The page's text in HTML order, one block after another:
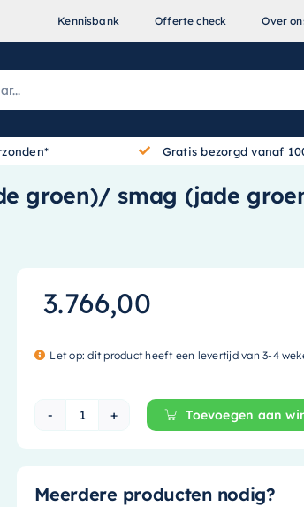
Kennisbank Offerte check Over
Gratis bezorgd vanaf
groen)/ smag (jade
3.766,00
Let op: dit product heeft een levertijd van 3-4
Mondiaz Vrijstaand bad Holm -
Toevoegen aan
Meerdere producten nodig?